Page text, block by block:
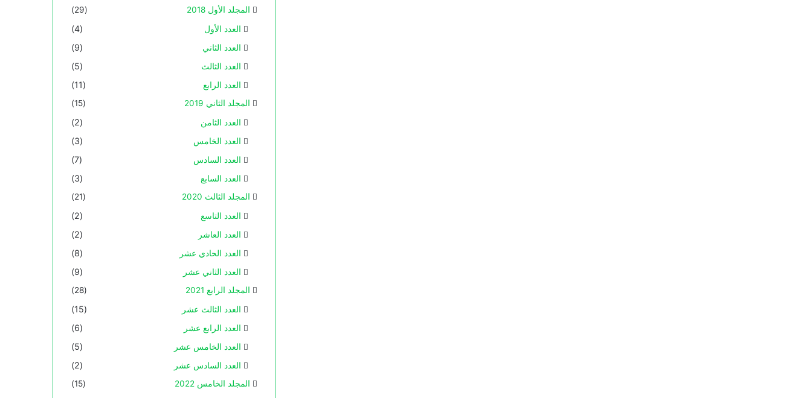
المجلد الأول 2018
(29)
العدد الأول
(4)
العدد الثاني
(9)
العدد الثالث
(5)
العدد الرابع
(11)
المجلد الثاني 2019 (15)
العدد الثامن
(2)
العدد الخامس
(3)
العدد السادس
(7)
العدد السابع
(3)
المجلد الثالث 2020 (21)
العدد التاسع
(2)
العدد العاشر
(2)
العدد الحادي عشر
(8)
العدد الثاني عشر
(9)
المجلد الرابع 2021 (28)
العدد الثالث عشر
(15)
العدد الرابع عشر
(6)
العدد الخامس عشر
(5)
العدد السادس عشر
(2)
المجلد الخامس 2022 (15)